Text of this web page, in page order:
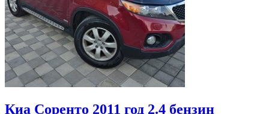
Киа Соренто 2011 год 2.4 бензин